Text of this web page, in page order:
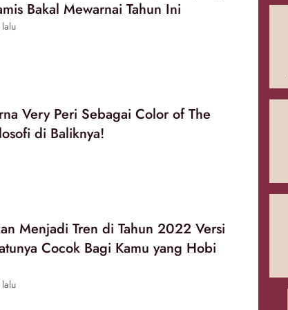
Bakal Mewarnai Tahun Ini
Very Peri Sebagai Color of The
di Baliknya!
Menjadi Tren di Tahun 2022 Versi
Cocok Bagi Kamu yang Hobi